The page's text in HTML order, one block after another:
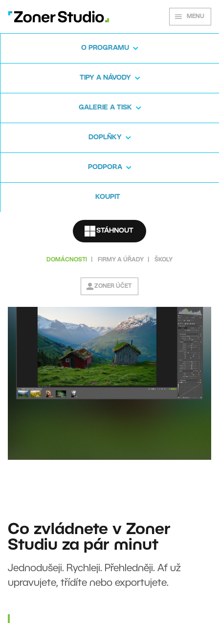
MENU
O PROGRAMU
TIPY A NÁVODY
GALERIE A TISK
DOPLŇKY
PODPORA
KOUPIT
STÁHNOUT
DOMÁCNOSTI FIRMY A ÚŘADY ŠKOLY
ZONER ÚČET
Zoner Studio pro
Windows
Stáhnout zdarma
Co zvládnete v Zoner
Studiu za pár minut
Jednodušeji. Rychleji. Přehledněji. Ať už
upravujete, třídíte nebo exportujete.